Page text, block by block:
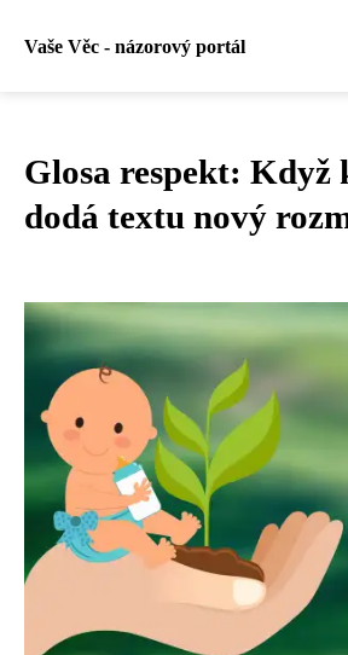
Vaše Věc - názorový portál
Glosa respekt: Když
dodá textu nový